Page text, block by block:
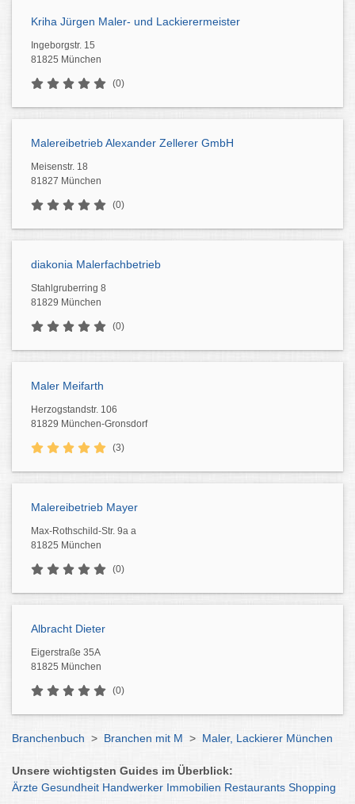
Kriha Jürgen Maler- und Lackierermeister
Ingeborgstr. 15
81825 München
(0)
Malereibetrieb Alexander Zellerer GmbH
Meisenstr. 18
81827 München
(0)
diakonia Malerfachbetrieb
Stahlgruberring 8
81829 München
(0)
Maler Meifarth
Herzogstandstr. 106
81829 München-Gronsdorf
(3)
Malereibetrieb Mayer
Max-Rothschild-Str. 9a a
81825 München
(0)
Albracht Dieter
Eigerstraße 35A
81825 München
(0)
Branchenbuch > Branchen mit M > Maler, Lackierer München
Unsere wichtigsten Guides im Überblick:
Ärzte Gesundheit Handwerker Immobilien Restaurants Shopping